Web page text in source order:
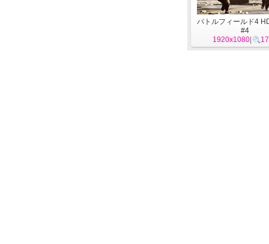
バトルフィールド4
#4
1920x1080